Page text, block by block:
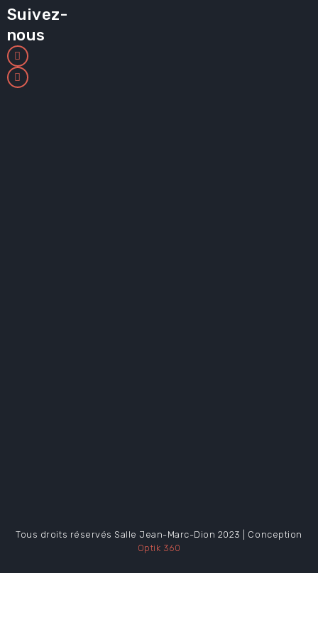
Suivez-
nous
Tous droits réservés Salle Jean-Marc-Dion 2023 | Conception
Optik 360